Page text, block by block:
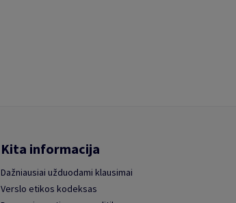
Kita informacija
Dažniausiai užduodami klausimai
Verslo etikos kodeksas